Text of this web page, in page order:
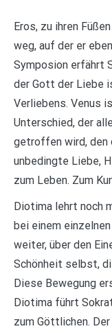
Eros, zu ihren
weg, auf der er
Symposion erfährt
der Gott der Liebe
Verliebens. Venus
Unterschied, der
getroffen wird, den
unbedingte Liebe,
zum Leben. Zum
Diotima lehrt noch
bei einem
weiter, über den
Schönheit selbst,
Diese Bewegung
Diotima führt
zum Göttlichen.